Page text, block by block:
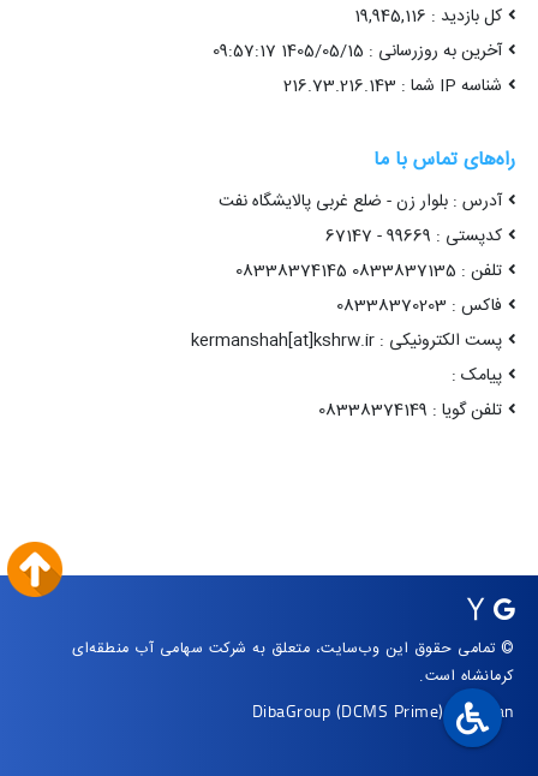
کل بازدید : 19,945,116
آخرین به روزرسانی : 1405/05/15 09:57:17
شناسه IP شما : 216.73.216.143
راه‌های تماس با ما
آدرس : بلوار زن - ضلع غربی پالایشگاه نفت
کدپستی : 99669 - 67147
تلفن : 0833837135 08338374145
فاکس : 08338370203
پست الکترونیکی : kermanshah[at]kshrw.ir
پیامک :
تلفن گویا : 08338374149
© تمامی حقوق این وب‌سایت، متعلق به شرکت سهامی آب منطقه‌ای
کرمانشاه است.
DibaGroup (DCMS Prime)|Arvan